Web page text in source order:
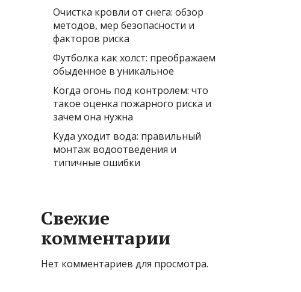
Очистка кровли от снега: обзор
методов, мер безопасности и
факторов риска
Футболка как холст: преображаем
обыденное в уникальное
Когда огонь под контролем: что
такое оценка пожарного риска и
зачем она нужна
Куда уходит вода: правильный
монтаж водоотведения и
типичные ошибки
Свежие
комментарии
Нет комментариев для просмотра.